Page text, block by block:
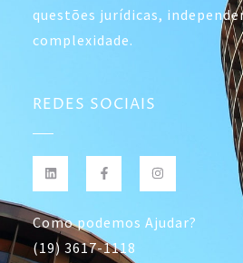
questões jurídicas,
complexidade.
REDES SOCIAIS
Como podemos Ajudar?
(19) 3617-1118